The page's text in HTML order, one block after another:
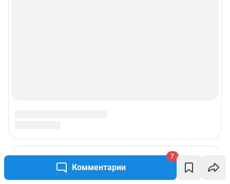
Комментарии
7